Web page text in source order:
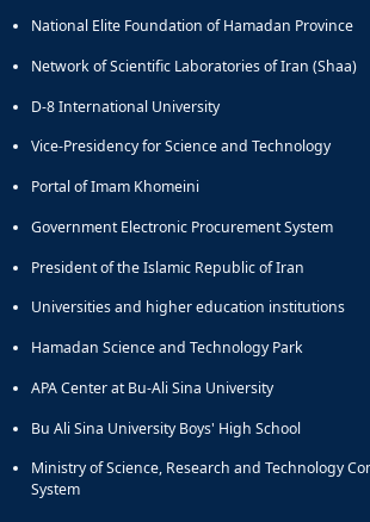
National Elite Foundation of Hamadan Province
Network of Scientific Laboratories of Iran (Shaa)
D-8 International University
Vice-Presidency for Science and Technology
Portal of Imam Khomeini
Government Electronic Procurement System
President of the Islamic Republic of Iran
Universities and higher education institutions
Hamadan Science and Technology Park
APA Center at Bu-Ali Sina University
Bu Ali Sina University Boys' High School
Ministry of Science, Research and Technology
System